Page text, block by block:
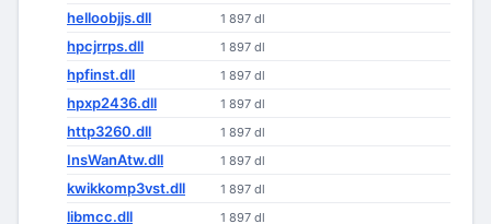
helloobjjs.dll 1 897 dl
hpcjrrps.dll 1 897 dl
hpfinst.dll 1 897 dl
hpxp2436.dll 1 897 dl
http3260.dll 1 897 dl
InsWanAtw.dll 1 897 dl
kwikkomp3vst.dll 1 897 dl
libmcc.dll 1 897 dl